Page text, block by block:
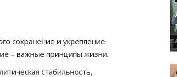
сохранение и укрепление
– важные принципы жизни.
стабильность,